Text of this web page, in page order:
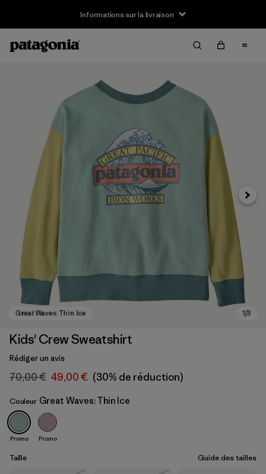
Informations sur la livraison
Kids' Crew Sweatshirt
Rédiger un avis
70,00 € 49,00 € (30% de réduction)
Couleur Great Waves: Thin Ice
Promo Promo
Taille Guide des tailles